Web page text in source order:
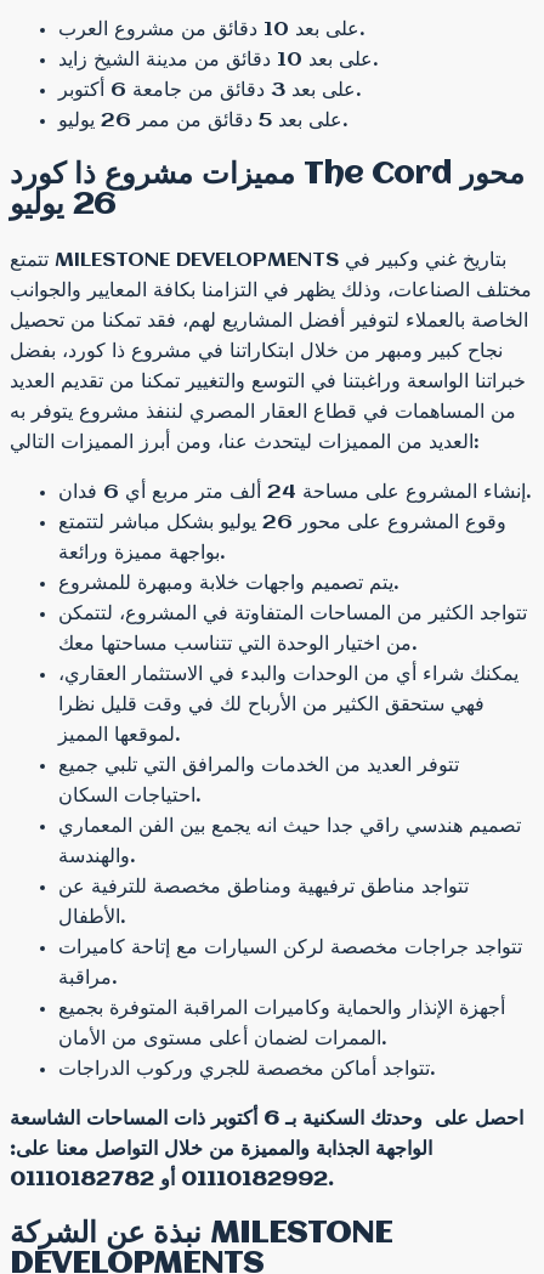
على بعد 10 دقائق من مشروع العرب.
على بعد 10 دقائق من مدينة الشيخ زايد.
على بعد 3 دقائق من جامعة 6 أكتوبر.
على بعد 5 دقائق من ممر 26 يوليو.
مميزات مشروع ذا كورد The Cord محور
26 يوليو
تتمتع MILESTONE DEVELOPMENTS بتاريخ غني وكبير في
مختلف الصناعات، وذلك يظهر في التزامنا بكافة المعايير والجوانب
الخاصة بالعملاء لتوفير أفضل المشاريع لهم، فقد تمكنا من تحصيل
نجاح كبير ومبهر من خلال ابتكاراتنا في مشروع ذا كورد، بفضل
خبراتنا الواسعة وراغبتنا في التوسع والتغيير تمكنا من تقديم العديد
من المساهمات في قطاع العقار المصري لننفذ مشروع يتوفر به
العديد من المميزات ليتحدث عنا، ومن أبرز المميزات التالي:
إنشاء المشروع على مساحة 24 ألف متر مربع أي 6 فدان.
وقوع المشروع على محور 26 يوليو بشكل مباشر لتتمتع
بواجهة مميزة ورائعة.
يتم تصميم واجهات خلابة ومبهرة للمشروع.
تتواجد الكثير من المساحات المتفاوتة في المشروع، لتتمكن
من اختيار الوحدة التي تتناسب مساحتها معك.
يمكنك شراء أي من الوحدات والبدء في الاستثمار العقاري،
فهي ستحقق الكثير من الأرباح لك في وقت قليل نظرا
لموقعها المميز.
تتوفر العديد من الخدمات والمرافق التي تلبي جميع
احتياجات السكان.
تصميم هندسي راقي جدا حيث انه يجمع بين الفن المعماري
والهندسة.
تتواجد مناطق ترفيهية ومناطق مخصصة للترفية عن
الأطفال.
تتواجد جراجات مخصصة لركن السيارات مع إتاحة كاميرات
مراقبة.
أجهزة الإنذار والحماية وكاميرات المراقبة المتوفرة بجميع
الممرات لضمان أعلى مستوى من الأمان.
تتواجد أماكن مخصصة للجري وركوب الدراجات.
احصل على وحدتك السكنية بـ 6 أكتوبر ذات المساحات الشاسعة
الواجهة الجذابة والمميزة من خلال التواصل معنا على:
01110182992 أو 01110182782.
نبذة عن الشركة MILESTONE
DEVELOPMENTS